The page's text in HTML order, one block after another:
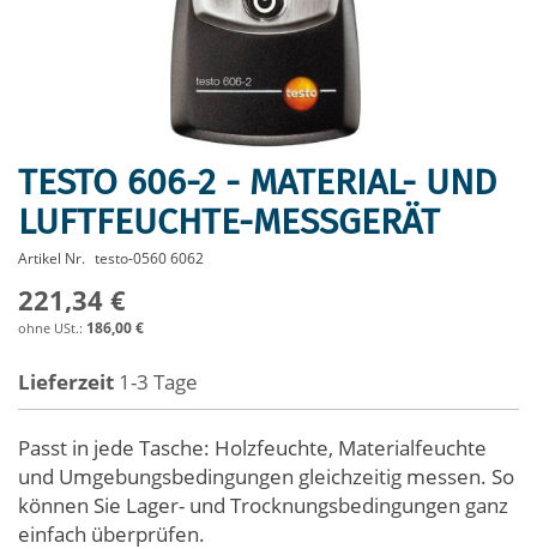
Zum
Anfang
der
Bildergalerie
springen
TESTO 606-2 - MATERIAL- UND
LUFTFEUCHTE-MESSGERÄT
Artikel Nr. testo-0560 6062
221,34 €
186,00 €
Lieferzeit 1-3 Tage
Passt in jede Tasche: Holzfeuchte, Materialfeuchte
und Umgebungsbedingungen gleichzeitig messen. So
können Sie Lager- und Trocknungsbedingungen ganz
einfach überprüfen.